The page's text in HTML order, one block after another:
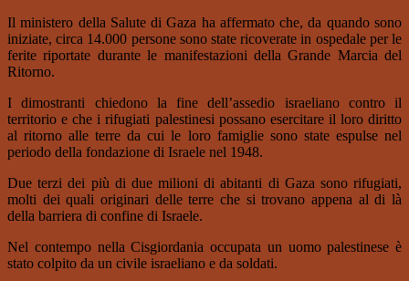
Il ministero della Salute di Gaza ha affermato che, da quando sono
iniziate, circa 14.000 persone sono state ricoverate in ospedale per le
ferite riportate durante le manifestazioni della Grande Marcia del
Ritorno.
I dimostranti chiedono la fine dell’assedio israeliano contro il
territorio e che i rifugiati palestinesi possano esercitare il loro diritto
al ritorno alle terre da cui le loro famiglie sono state espulse nel
periodo della fondazione di Israele nel 1948.
Due terzi dei più di due milioni di abitanti di Gaza sono rifugiati,
molti dei quali originari delle terre che si trovano appena al di là
della barriera di confine di Israele.
Nel contempo nella Cisgiordania occupata un uomo palestinese è
stato colpito da un civile israeliano e da soldati.